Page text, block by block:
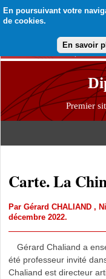
En poursuivant votre
de cookies.
En savoir
Premier
Carte. La
Par Gérard CHALIAND ,
décembre 2022.
Gérard Chaliand a
été professeur invité
Chaliand est directeur